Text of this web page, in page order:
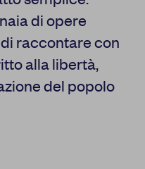
di opere
raccontare con
alla libertà,
del popolo